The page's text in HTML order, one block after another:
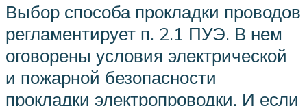
Выбор способа прокладки проводов
регламентирует п. 2.1 ПУЭ. В нем
оговорены условия электрической
и пожарной безопасности
прокладки электропроводки. И если